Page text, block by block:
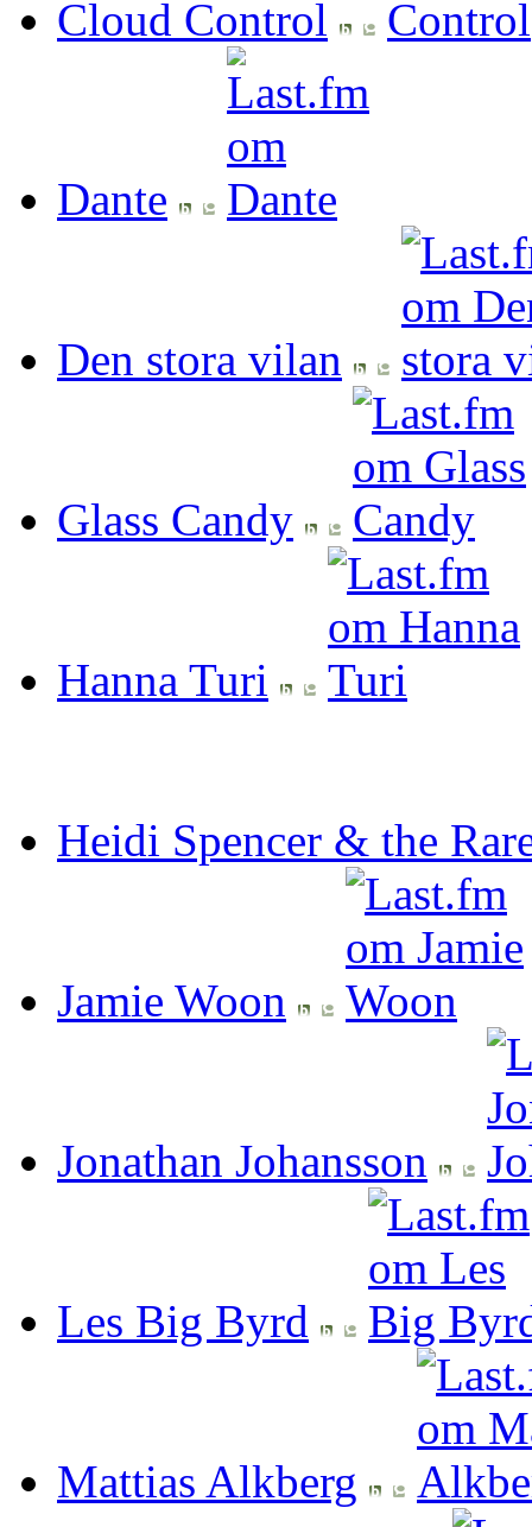
Cloud Control
Dante
Den stora vilan
Glass Candy
Hanna Turi
Heidi Spencer & the
Jamie Woon
Jonathan Johansson
Les Big Byrd
Mattias Alkberg